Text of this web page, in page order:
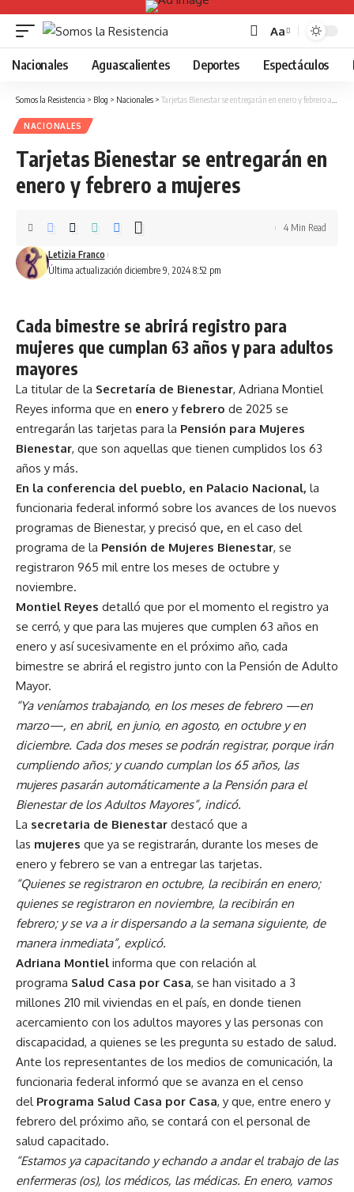
Font
Resizer
Aa
Nacionales Aguascalientes Deportes Espectáculos
Somos la Resistencia > Blog > Nacionales > Tarjetas Bienestar se entregarán en enero y febrero a mujeres
NACIONALES
Tarjetas Bienestar se entregarán en
enero y febrero a mujeres
Última actualización diciembre 9, 2024 8:52 pm
Letizia Franco
4 Min Read
Cada bimestre se abrirá registro para
mujeres que cumplan 63 años y para adultos
mayores
La titular de la Secretaría de Bienestar, Adriana Montiel
Reyes informa que en enero yfebrero de 2025 se
entregarán las tarjetas para la Pensión para Mujeres
Bienestar, que son aquellas que tienen cumplidos los 63
años y más.
En la conferencia del pueblo, en Palacio Nacional, la
funcionaria federal informó sobre los avances de los nuevos
programas de Bienestar, y precisó que, en el caso del
programa de la Pensión de Mujeres Bienestar, se
registraron 965 mil entre los meses de octubre y
noviembre.
Montiel Reyes detalló que por el momento el registro ya
se cerró, y que para las mujeres que cumplen 63 años en
enero y así sucesivamente en el próximo año, cada
bimestre se abrirá el registro junto con la Pensión de Adulto
Mayor.
“Ya veníamos trabajando, en los meses de febrero —en
marzo—, en abril, en junio, en agosto, en octubre y en
diciembre. Cada dos meses se podrán registrar, porque irán
cumpliendo años; y cuando cumplan los 65 años, las
mujeres pasarán automáticamente a la Pensión para el
Bienestar de los Adultos Mayores”, indicó.
La secretaria de Bienestar destacó que a
las mujeres que ya se registrarán, durante los meses de
enero y febrero se van a entregar las tarjetas.
“Quienes se registraron en octubre, la recibirán en enero;
quienes se registraron en noviembre, la recibirán en
febrero; y se va a ir dispersando a la semana siguiente, de
manera inmediata”, explicó.
Adriana Montiel informa que con relación al
programa Salud Casa por Casa, se han visitado a 3
millones 210 mil viviendas en el país, en donde tienen
acercamiento con los adultos mayores y las personas con
discapacidad, a quienes se les pregunta su estado de salud.
Ante los representantes de los medios de comunicación, la
funcionaria federal informó que se avanza en el censo
del Programa Salud Casa por Casa, y que, entre enero y
febrero del próximo año, se contará con el personal de
salud capacitado.
“Estamos ya capacitando y echando a andar el trabajo de las
enfermeras (os), los médicos, las médicas. En enero, vamos